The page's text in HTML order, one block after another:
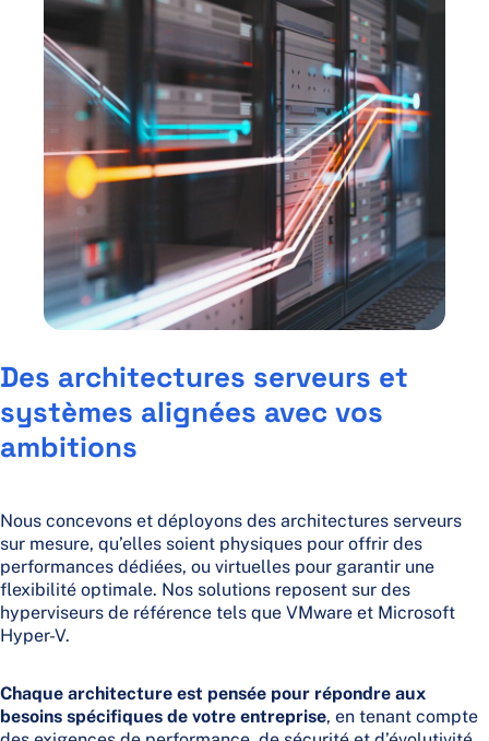
Des architectures serveurs et
systèmes alignées avec vos
ambitions
Nous concevons et déployons des architectures serveurs
sur mesure, qu’elles soient physiques pour offrir des
performances dédiées, ou virtuelles pour garantir une
flexibilité optimale. Nos solutions reposent sur des
hyperviseurs de référence tels que VMware et Microsoft
Hyper-V.
Chaque architecture est pensée pour répondre aux
besoins spécifiques de votre entreprise, en tenant compte